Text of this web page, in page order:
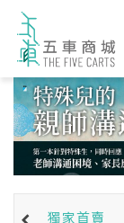
獨家首賣